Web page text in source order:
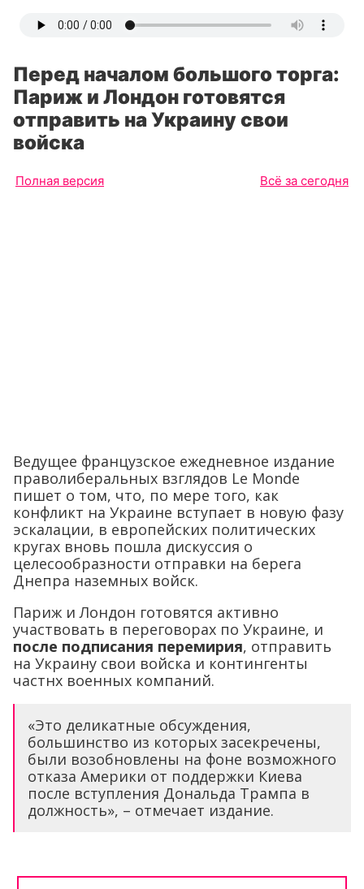
Перед началом большого торга:
Париж и Лондон готовятся
отправить на Украину свои
войска
Полная версия Всё за сегодня
Ведущее французское ежедневное издание
праволиберальных взглядов Le Monde
пишет о том, что, по мере того, как
конфликт на Украине вступает в новую фазу
эскалации, в европейских политических
кругах вновь пошла дискуссия о
целесообразности отправки на берега
Днепра наземных войск.
Париж и Лондон готовятся активно
участвовать в переговорах по Украине, и
после подписания перемирия, отправить
на Украину свои войска и контингенты
частнх военных компаний.
«Это деликатные обсуждения,
большинство из которых засекречены,
были возобновлены на фоне возможного
отказа Америки от поддержки Киева
после вступления Дональда Трампа в
должность», – отмечает издание.